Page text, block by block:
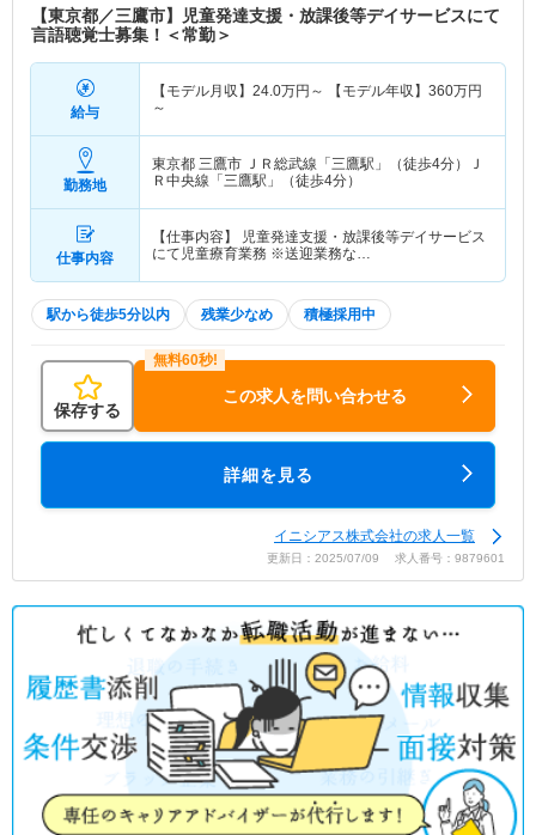
【東京都／三鷹市】児童発達支援・放課後等デイサービスにて
言語聴覚士募集！＜常勤＞
給与
【モデル月収】 24.0万円～ 【モデル年収】 360万円
～
勤務地
東京都 三鷹市
ＪＲ総武線「三鷹駅」（徒歩4分）Ｊ
Ｒ中央線「三鷹駅」（徒歩4分）
仕事内容
【仕事内容】 児童発達支援・放課後等デイサービス
にて児童療育業務 ※送迎業務な…
駅から徒歩5分以内 残業少なめ 積極採用中
保存する
この求人を問い合わせる
詳細を見る
イニシアス株式会社の求人一覧
更新日：2025/07/09 求人番号：9879601